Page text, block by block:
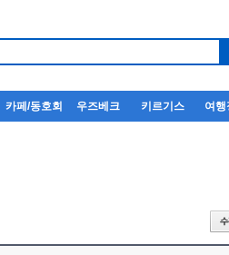
카페/동호회 우즈베크 키르기스 여행